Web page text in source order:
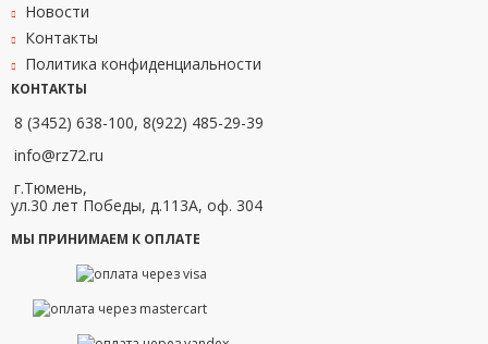
Новости
Контакты
Политика конфиденциальности
КОНТАКТЫ
8 (3452) 638-100, 8(922) 485-29-39
info@rz72.ru
г.Тюмень,
ул.30 лет Победы, д.113А, оф. 304
МЫ ПРИНИМАЕМ К ОПЛАТЕ